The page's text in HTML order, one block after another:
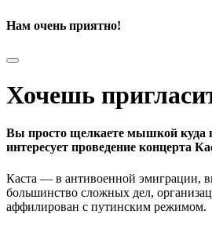
Нам очень приятно!
Хочешь
Вы просто щелкаете мышкой куда
интересует проведение концерта
Каста — в антивоенной эмиграции,
большинство сложных дел,
аффилирован с путинским режимом.